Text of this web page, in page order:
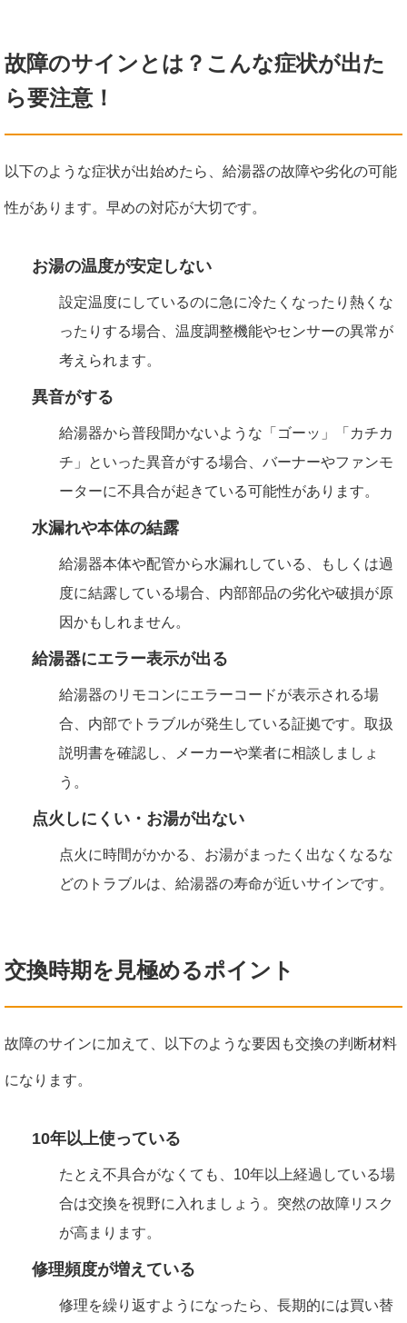
故障のサインとは？こんな症状が出た
ら要注意！
以下のような症状が出始めたら、給湯器の故障や劣化の可能
性があります。早めの対応が大切です。
お湯の温度が安定しない
設定温度にしているのに急に冷たくなったり熱くな
ったりする場合、温度調整機能やセンサーの異常が
考えられます。
異音がする
給湯器から普段聞かないような「ゴーッ」「カチカ
チ」といった異音がする場合、バーナーやファンモ
ーターに不具合が起きている可能性があります。
水漏れや本体の結露
給湯器本体や配管から水漏れしている、もしくは過
度に結露している場合、内部部品の劣化や破損が原
因かもしれません。
給湯器にエラー表示が出る
給湯器のリモコンにエラーコードが表示される場
合、内部でトラブルが発生している証拠です。取扱
説明書を確認し、メーカーや業者に相談しましょ
う。
点火しにくい・お湯が出ない
点火に時間がかかる、お湯がまったく出なくなるな
どのトラブルは、給湯器の寿命が近いサインです。
交換時期を見極めるポイント
故障のサインに加えて、以下のような要因も交換の判断材料
になります。
10年以上使っている
たとえ不具合がなくても、10年以上経過している場
合は交換を視野に入れましょう。突然の故障リスク
が高まります。
修理頻度が増えている
修理を繰り返すようになったら、長期的には買い替